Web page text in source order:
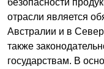
отрасли является
Австралии и в
также
государствам. В